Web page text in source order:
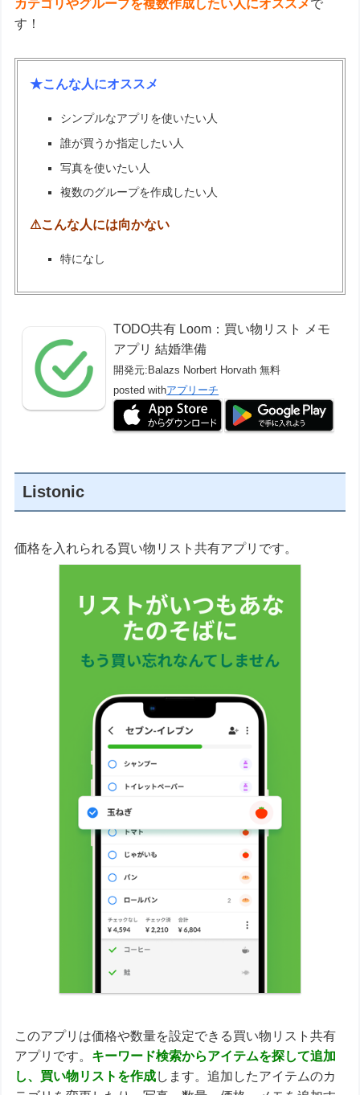
カテゴリやグループを複数作成したい人にオススメ で
す！
★こんな人にオススメ
シンプルなアプリを使いたい人
誰が買うか指定したい人
写真を使いたい人
複数のグループを作成したい人
⚠こんな人には向かない
特になし
TODO共有 Loom：買い物リスト メモ
アプリ 結婚準備
開発元: Balazs Norbert Horvath 無料
posted withアプリーチ
Listonic
価格を入れられる買い物リスト共有アプリです。
このアプリは価格や数量を設定できる買い物リスト共有
アプリです。 キーワード検索からアイテムを探して追加
し、買い物リストを作成します。追加したアイテムのカ